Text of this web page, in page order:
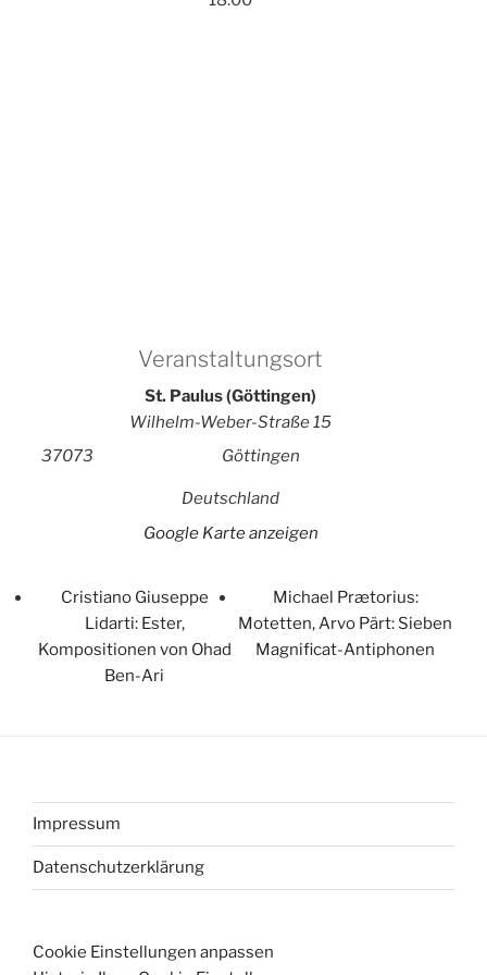
Veranstaltungsort
St. Paulus (Göttingen)
Wilhelm-Weber-Straße 15
Göttingen
37073
Deutschland
Google Karte anzeigen
Cristiano Giuseppe
Lidarti: Ester,
Kompositionen von Ohad
Ben-Ari
Michael Prætorius:
Motetten, Arvo Pärt: Sieben
Magnificat-Antiphonen
Impressum
Datenschutzerklärung
Cookie Einstellungen anpassen